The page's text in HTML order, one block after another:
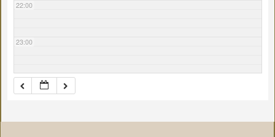
22:00
23:00